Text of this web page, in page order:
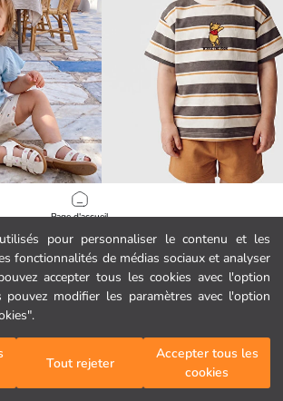
pour personnaliser le contenu et les
fonctionnalités de médias sociaux et analyser
accepter tous les cookies avec l'option
pouvez modifier les paramètres avec l'option
Tout rejeter
Accepter tous les
cookies
Page d'accueil
Catégories
Mon panier
à motif floral
12.99 EUR
281